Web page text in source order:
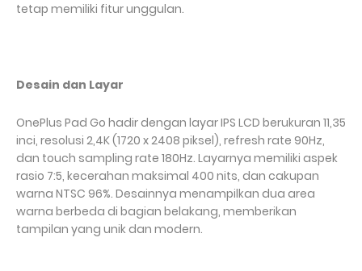
tetap memiliki fitur unggulan.
Desain dan Layar
OnePlus Pad Go hadir dengan layar IPS LCD berukuran 11,35
inci, resolusi 2,4K (1720 x 2408 piksel), refresh rate 90Hz,
dan touch sampling rate 180Hz. Layarnya memiliki aspek
rasio 7:5, kecerahan maksimal 400 nits, dan cakupan
warna NTSC 96%. Desainnya menampilkan dua area
warna berbeda di bagian belakang, memberikan
tampilan yang unik dan modern.